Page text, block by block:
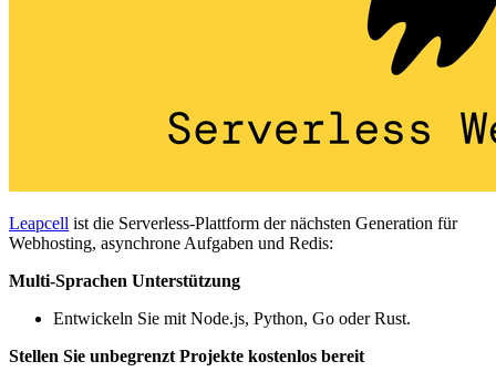
Leapcell ist die Serverless-Plattform der nächsten Generation für
Webhosting, asynchrone Aufgaben und Redis:
Multi-Sprachen Unterstützung
Entwickeln Sie mit Node.js, Python, Go oder Rust.
Stellen Sie unbegrenzt Projekte kostenlos bereit